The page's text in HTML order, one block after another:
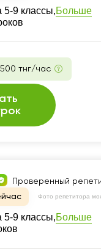
5-9 классы,Больше
тнг/час
Проверенный
Фото репетитора
5-9 классы,Больше